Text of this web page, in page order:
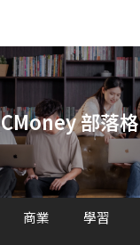
CMoney 部落格
商業 學習